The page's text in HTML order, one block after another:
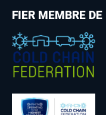
FIER MEMBRE DE